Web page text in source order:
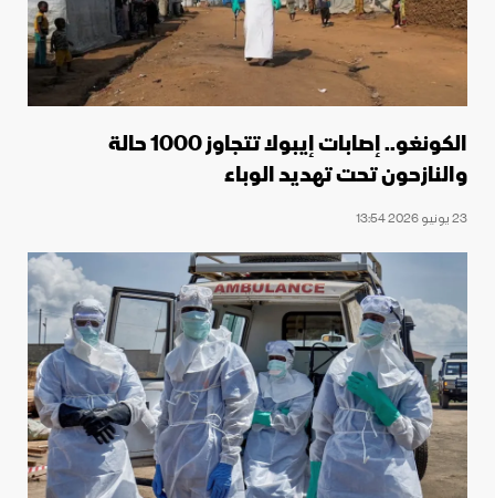
الكونغو.. إصابات إيبولا تتجاوز 1000 حالة
والنازحون تحت تهديد الوباء
23 يونيو 2026 13:54